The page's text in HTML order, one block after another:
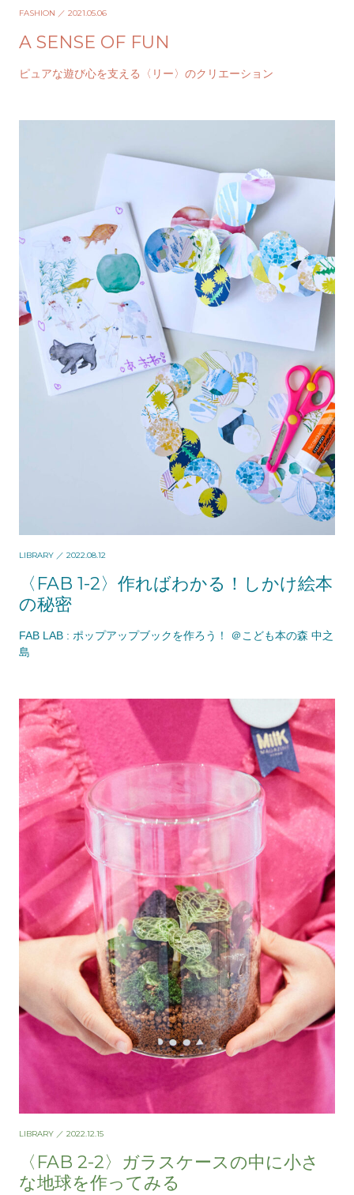
FASHION ／ 2021.05.06
A SENSE OF FUN
ピュアな遊び心を支える〈リー〉のクリエーション
LIBRARY ／ 2022.08.12
〈FAB 1-2〉作ればわかる！しかけ絵本
の秘密
FAB LAB : ポップアップブックを作ろう！ ＠こども本の森 中之
島
LIBRARY ／ 2022.12.15
〈FAB 2-2〉ガラスケースの中に小さ
な地球を作ってみる